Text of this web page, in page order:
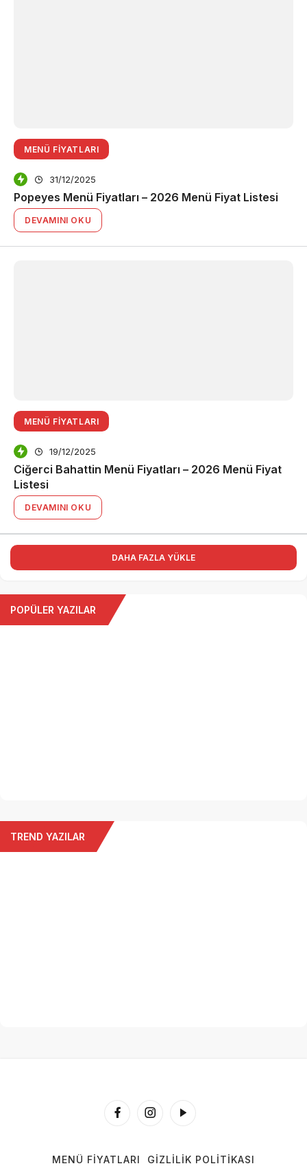
MENÜ FIYATLARI
31/12/2025
Popeyes Menü Fiyatları – 2026 Menü Fiyat Listesi
DEVAMINI OKU
MENÜ FIYATLARI
19/12/2025
Ciğerci Bahattin Menü Fiyatları – 2026 Menü Fiyat
Listesi
DEVAMINI OKU
DAHA FAZLA YÜKLE
POPÜLER YAZILAR
TREND YAZILAR
MENÜ FIYATLARI GIZLILIK POLITIKASI